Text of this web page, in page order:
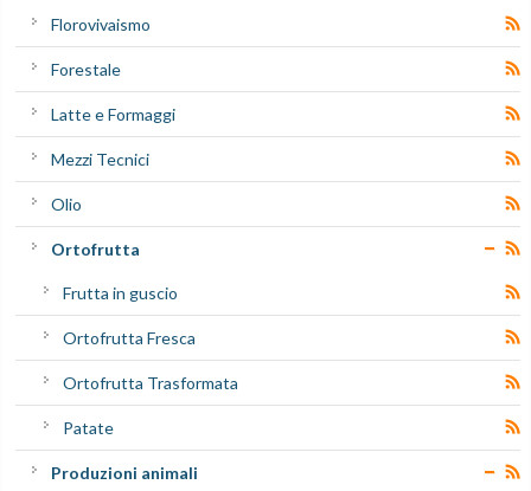
Florovivaismo
Forestale
Latte e Formaggi
Mezzi Tecnici
Olio
Ortofrutta
Frutta in guscio
Ortofrutta Fresca
Ortofrutta Trasformata
Patate
Produzioni animali